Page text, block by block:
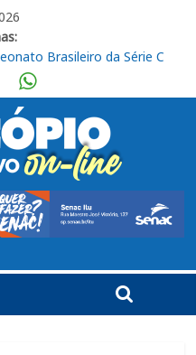
Rodovia Vereador José de
o Red Bull Bragantino
neste sábado
Brasileiro da Série C